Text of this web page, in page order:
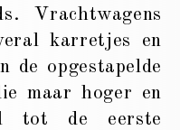
Vrachtwagens
karretjes en
de opgestapelde
maar hoger en
tot de eerste